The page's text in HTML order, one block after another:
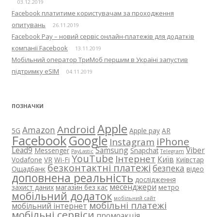
03.12.2019
Facebook платитиме користувачам за проходження
опитувань
26.11.2019
Facebook Pay – новий сервіс онлайн-платежів для додатків
компанії Facebook
13.11.2019
Мобільний оператор ТриМоб першим в Україні запустив
підтримку eSIM
04.11.2019
ПОЗНАЧКИ
5G Amazon Android Apple Apple pay AR
FacebookGoogle Instagram iPhone
Lead9 Messenger PayLastic Samsung Snapchat Telegram Viber
Vodafone VR Wi-Fi YouTube Інтернет Київ Київстар
Ощадбанк безконтактні платежі безпека відео
доповнена реальність дослідження
захист даних магазин без кас месенджери метро
мобільний додаток мобільний сайт
мобільний інтернет мобільні платежі